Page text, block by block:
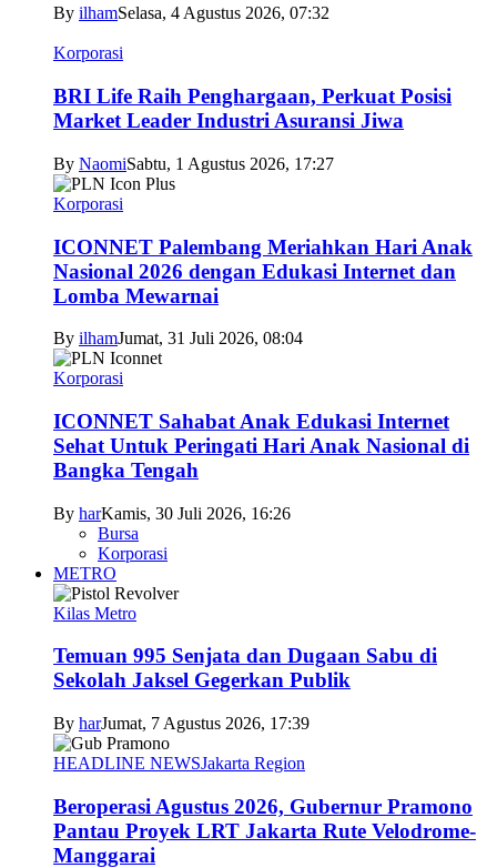
By ilhamSelasa, 4 Agustus 2026, 07:32
Korporasi
BRI Life Raih Penghargaan, Perkuat Posisi
Market Leader Industri Asuransi Jiwa
By NaomiSabtu, 1 Agustus 2026, 17:27
Korporasi
ICONNET Palembang Meriahkan Hari Anak
Nasional 2026 dengan Edukasi Internet dan
Lomba Mewarnai
By ilhamJumat, 31 Juli 2026, 08:04
Korporasi
ICONNET Sahabat Anak Edukasi Internet
Sehat Untuk Peringati Hari Anak Nasional di
Bangka Tengah
By harKamis, 30 Juli 2026, 16:26
Bursa
Korporasi
METRO
Kilas Metro
Temuan 995 Senjata dan Dugaan Sabu di
Sekolah Jaksel Gegerkan Publik
By harJumat, 7 Agustus 2026, 17:39
HEADLINE NEWSJakarta Region
Beroperasi Agustus 2026, Gubernur Pramono
Pantau Proyek LRT Jakarta Rute Velodrome-
Manggarai